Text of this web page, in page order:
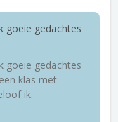
goeie gedachtes
goeie gedachtes
klas met
ik.